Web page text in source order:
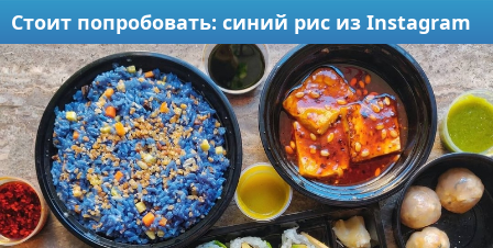
Стоит попробовать: синий рис из Instagram